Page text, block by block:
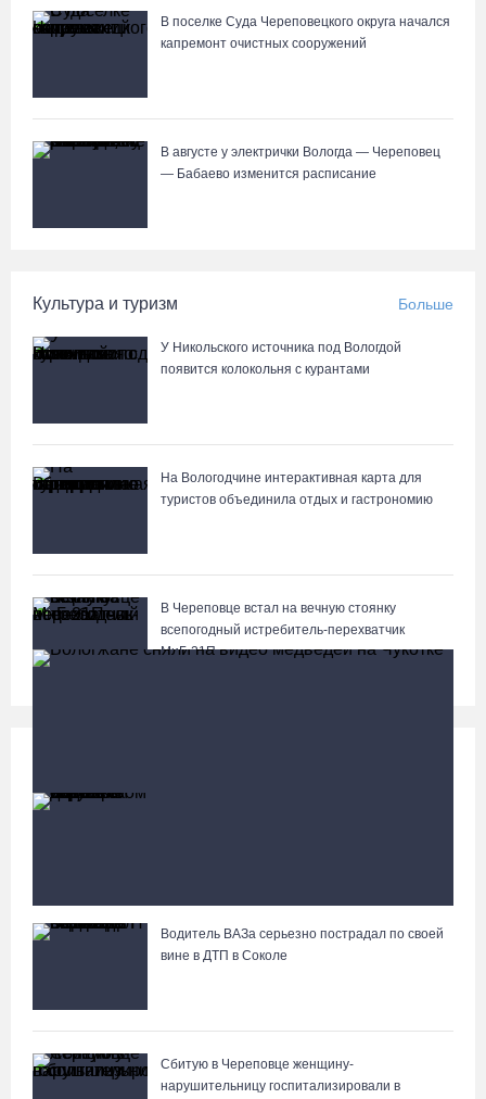
Вологжане сняли на видео медведей на Чукотке
В поселке Суда Череповецкого округа начался
капремонт очистных сооружений
В августе у электрички Вологда — Череповец
— Бабаево изменится расписание
Культура и туризм Больше
У Никольского источника под Вологдой
появится колокольня с курантами
На Вологодчине интерактивная карта для
туристов объединила отдых и гастрономию
В Череповце встал на вечную стоянку
всепогодный истребитель-перехватчик
МиГ‑21П
Водитель ВАЗа серьезно пострадал по своей
вине в ДТП в Соколе
Сбитую в Череповце женщину-
нарушительницу госпитализировали в